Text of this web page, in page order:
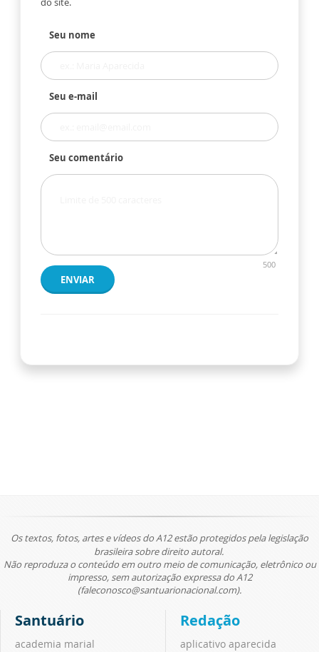
Seu nome
Seu e-mail
Seu comentário
500
ENVIAR
Os textos, fotos, artes e vídeos do A12 estão protegidos pela legislação
brasileira sobre direito autoral.
Não reproduza o conteúdo em outro meio de comunicação, eletrônico ou
impresso, sem autorização expressa do A12
(faleconosco@santuarionacional.com).
Santuário
academia marial
Redação
aplicativo aparecida